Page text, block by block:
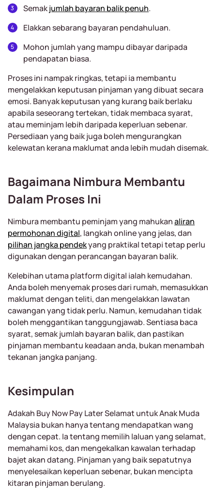
Semakjumlah bayaran balik penuh.
Elakkan sebarang bayaran pendahuluan.
Mohon jumlah yang mampu dibayar daripada
pendapatan biasa.
Proses ini nampak ringkas, tetapi ia membantu
mengelakkan keputusan pinjaman yang dibuat secara
emosi. Banyak keputusan yang kurang baik berlaku
apabila seseorang tertekan, tidak membaca syarat,
atau meminjam lebih daripada keperluan sebenar.
Persediaan yang baik juga boleh mengurangkan
kelewatan kerana maklumat anda lebih mudah disemak.
Bagaimana Nimbura Membantu
Dalam Proses Ini
Nimbura membantu peminjam yang mahukanaliran
permohonan digital, langkah online yang jelas, dan
pilihan jangka pendekyang praktikal tetapi tetap perlu
digunakan dengan perancangan bayaran balik.
Kelebihan utama platform digital ialah kemudahan.
Anda boleh menyemak proses dari rumah, memasukkan
maklumat dengan teliti, dan mengelakkan lawatan
cawangan yang tidak perlu. Namun, kemudahan tidak
boleh menggantikan tanggungjawab. Sentiasa baca
syarat, semak jumlah bayaran balik, dan pastikan
pinjaman membantu keadaan anda, bukan menambah
tekanan jangka panjang.
Kesimpulan
Adakah Buy Now Pay Later Selamat untuk Anak Muda
Malaysia bukan hanya tentang mendapatkan wang
dengan cepat. Ia tentang memilih laluan yang selamat,
memahami kos, dan mengekalkan kawalan terhadap
bajet akan datang. Pinjaman yang baik sepatutnya
menyelesaikan keperluan sebenar, bukan mencipta
kitaran pinjaman berulang.